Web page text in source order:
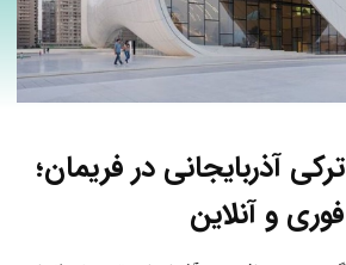
آذربایجانی در فریمان؛
فوری و آنلاین